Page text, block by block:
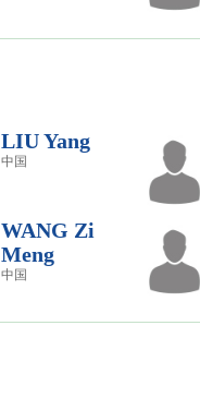
LIU Yang
中国
WANG Zi
Meng
中国